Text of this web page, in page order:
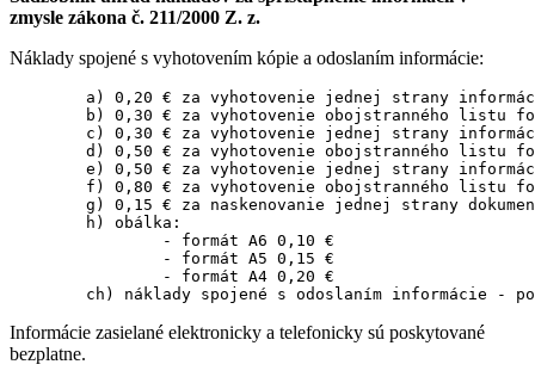
zmysle zákona č. 211/2000 Z. z.
Náklady spojené s vyhotovením kópie a odoslaním informácie:
ch) náklady spojené s odoslaním informácie -
Informácie zasielané elektronicky a telefonicky sú poskytované
bezplatne.